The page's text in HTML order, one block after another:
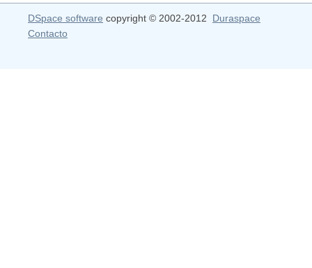
DSpace software copyright © 2002-2012 Duraspace
Contacto